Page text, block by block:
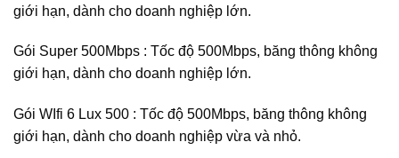
giới hạn, dành cho doanh nghiệp lớn.
Gói Super 500Mbps : Tốc độ 500Mbps, băng thông không
giới hạn, dành cho doanh nghiệp lớn.
Gói WIfi 6 Lux 500 : Tốc độ 500Mbps, băng thông không
giới hạn, dành cho doanh nghiệp vừa và nhỏ.